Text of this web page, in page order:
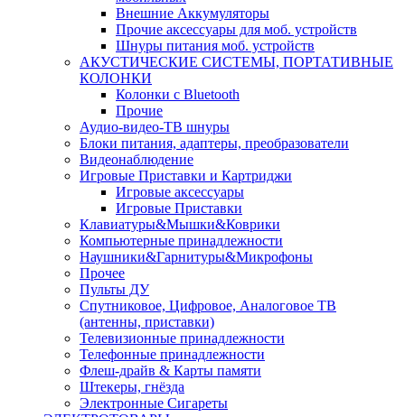
Внешние Аккумуляторы
Прочие аксессуары для моб. устройств
Шнуры питания моб. устройств
АКУСТИЧЕСКИЕ СИСТЕМЫ, ПОРТАТИВНЫЕ
КОЛОНКИ
Колонки с Bluetooth
Прочие
Аудио-видео-ТВ шнуры
Блоки питания, адаптеры, преобразователи
Видеонаблюдение
Игровые Приставки и Картриджи
Игровые аксессуары
Игровые Приставки
Клавиатуры&Мышки&Коврики
Компьютерные принадлежности
Наушники&Гарнитуры&Микрофоны
Прочее
Пульты ДУ
Спутниковое, Цифровое, Аналоговое ТВ
(антенны, приставки)
Телевизионные принадлежности
Телефонные принадлежности
Флеш-драйв & Карты памяти
Штекеры, гнёзда
Электронные Сигареты